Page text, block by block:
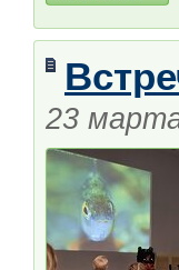
23